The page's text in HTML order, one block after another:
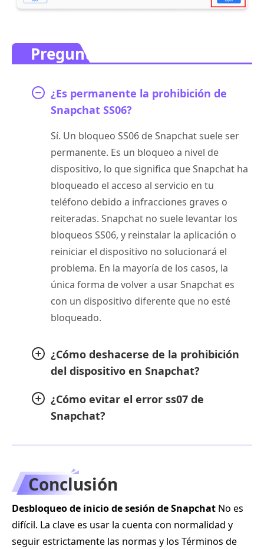
Preguntas frecuentes.
¿Es permanente la prohibición de
Snapchat SS06?
Sí. Un bloqueo SS06 de Snapchat suele ser
permanente. Es un bloqueo a nivel de
dispositivo, lo que significa que Snapchat ha
bloqueado el acceso al servicio en tu
teléfono debido a infracciones graves o
reiteradas. Snapchat no suele levantar los
bloqueos SS06, y reinstalar la aplicación o
reiniciar el dispositivo no solucionará el
problema. En la mayoría de los casos, la
única forma de volver a usar Snapchat es
con un dispositivo diferente que no esté
bloqueado.
¿Cómo deshacerse de la prohibición
del dispositivo en Snapchat?
¿Cómo evitar el error ss07 de
Snapchat?
Conclusión
Desbloqueo de inicio de sesión de Snapchat No es
difícil. La clave es usar la cuenta con normalidad y
seguir estrictamente las normas y los Términos de